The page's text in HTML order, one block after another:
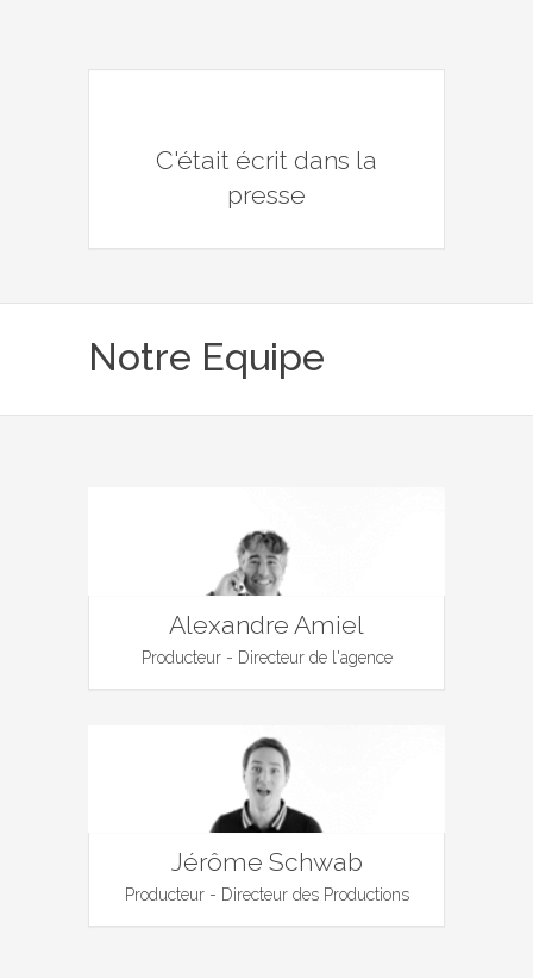
C'était écrit dans la
presse
Notre Equipe
Alexandre Amiel
Producteur - Directeur de l'agence
Jérôme Schwab
Producteur - Directeur des Productions